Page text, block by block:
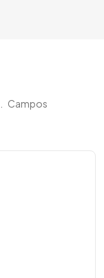
Campos